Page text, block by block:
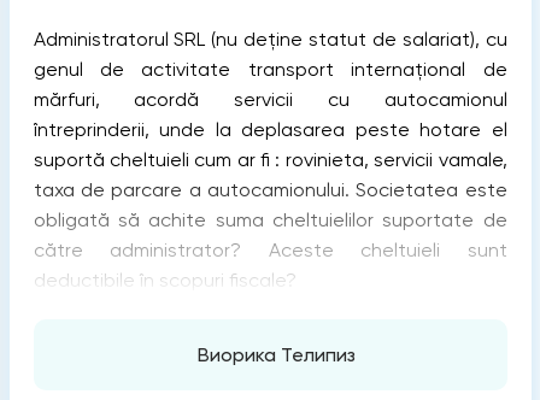
Administratorul SRL (nu deține statut de salariat), cu
genul de activitate transport internațional de
mărfuri, acordă servicii cu autocamionul
întreprinderii, unde la deplasarea peste hotare el
suportă cheltuieli cum ar fi : rovinieta, servicii vamale,
taxa de parcare a autocamionului. Societatea este
obligată să achite suma cheltuielilor suportate de
către administrator? Aceste cheltuieli sunt
deductibile în scopuri fiscale?
Виорика Телипиз